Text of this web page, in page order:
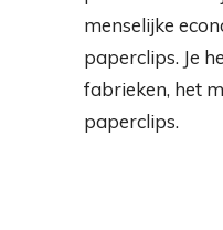
menselijke
paperclips. Je
fabrieken, het
paperclips.